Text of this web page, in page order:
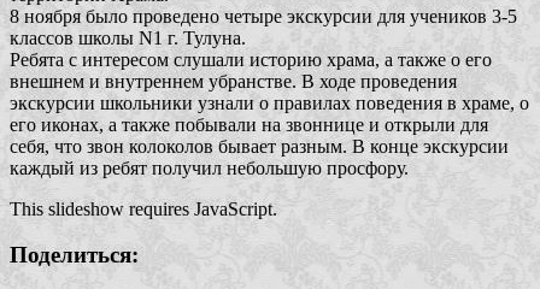
8 ноября было проведено четыре экскурсии для учеников 3-5
классов школы N1 г. Тулуна.
Ребята с интересом слушали историю храма, а также о его
внешнем и внутреннем убранстве. В ходе проведения
экскурсии школьники узнали о правилах поведения в храме, о
его иконах, а также побывали на звоннице и открыли для
себя, что звон колоколов бывает разным. В конце экскурсии
каждый из ребят получил небольшую просфору.
This slideshow requires JavaScript.
Поделиться: